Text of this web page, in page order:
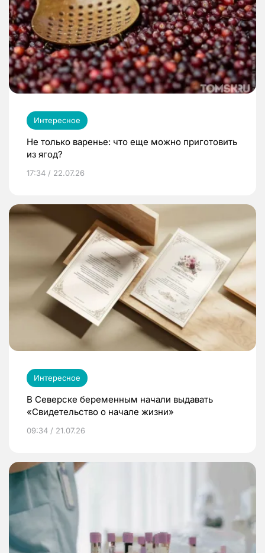
Интересное
Не только варенье: что еще можно приготовить
из ягод?
17:34 / 22.07.26
Интересное
В Северске беременным начали выдавать
«Свидетельство о начале жизни»
09:34 / 21.07.26